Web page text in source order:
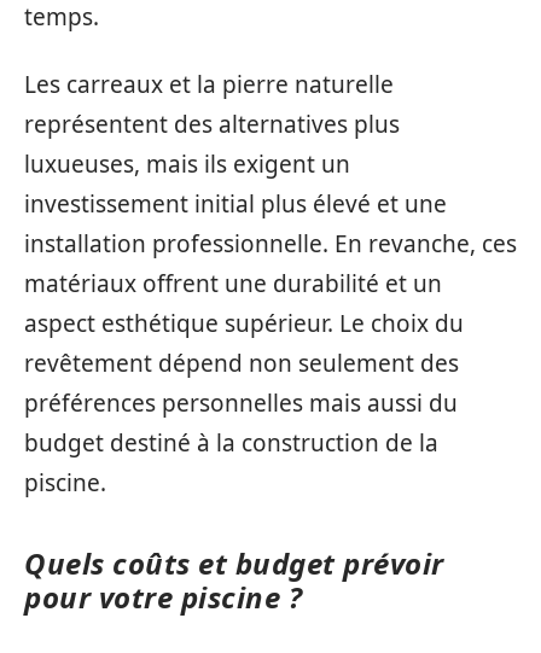
temps.
Les carreaux et la pierre naturelle
représentent des alternatives plus
luxueuses, mais ils exigent un
investissement initial plus élevé et une
installation professionnelle. En revanche, ces
matériaux offrent une durabilité et un
aspect esthétique supérieur. Le choix du
revêtement dépend non seulement des
préférences personnelles mais aussi du
budget destiné à la construction de la
piscine.
Quels coûts et budget prévoir
pour votre piscine ?